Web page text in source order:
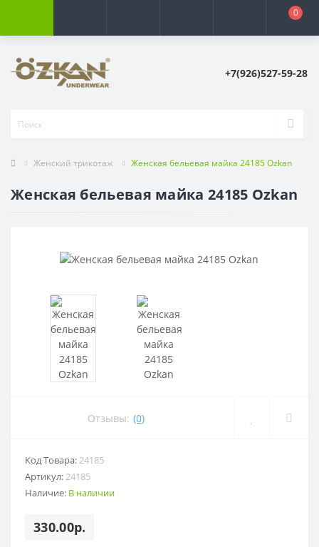
0
+7(926)527-59-28
Женский трикотаж Женская бельевая майка 24185 Ozkan
Женская бельевая майка 24185 Ozkan
Отзывы: (0)
Код Товара:24185
Артикул:24185
Наличие: В наличии
330.00р.